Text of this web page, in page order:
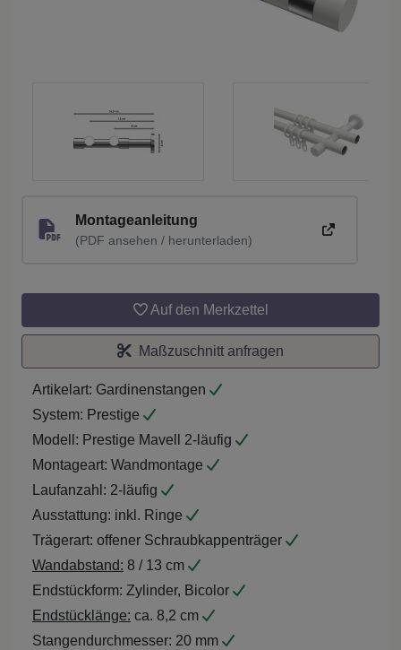
Montageanleitung
(PDF ansehen / herunterladen)
Auf den Merkzettel
Maßzuschnitt anfragen
Artikelart: Gardinenstangen
System: Prestige
Modell: Prestige Mavell 2-läufig
Montageart: Wandmontage
Laufanzahl: 2-läufig
Ausstattung: inkl. Ringe
Trägerart: offener Schraubkappenträger
Wandabstand: 8 / 13 cm
Endstückform: Zylinder, Bicolor
Endstücklänge: ca. 8,2 cm
Stangendurchmesser: 20 mm